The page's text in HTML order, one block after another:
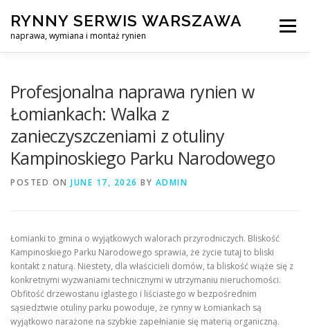
content
RYNNY SERWIS WARSZAWA
naprawa, wymiana i montaż rynien
Menu
CENNIK SERWIS RYNNY WARSZAWA
Profesjonalna naprawa rynien w
Łomiankach: Walka z
zanieczyszczeniami z otuliny
Kampinoskiego Parku Narodowego
POSTED ON JUNE 17, 2026 BY ADMIN
Łomianki to gmina o wyjątkowych walorach przyrodniczych. Bliskość
Kampinoskiego Parku Narodowego sprawia, że życie tutaj to bliski
kontakt z naturą. Niestety, dla właścicieli domów, ta bliskość wiąże się z
konkretnymi wyzwaniami technicznymi w utrzymaniu nieruchomości.
Obfitość drzewostanu iglastego i liściastego w bezpośrednim
sąsiedztwie otuliny parku powoduje, że rynny w Łomiankach są
wyjątkowo narażone na szybkie zapełnianie się materią organiczną.